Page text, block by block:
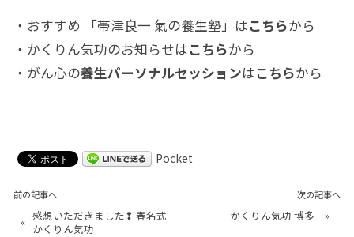
・おすすめ 「帯津良一 氣の養生塾」はこちらから
・かくりん気功のお知らせはこちらから
・がん心の養生パーソナルセッションはこちらから
Pocket
前の記事へ
« 感想いただきました❢ 春名式
かくりん気功
次の記事へ
かくりん気功 博多 »